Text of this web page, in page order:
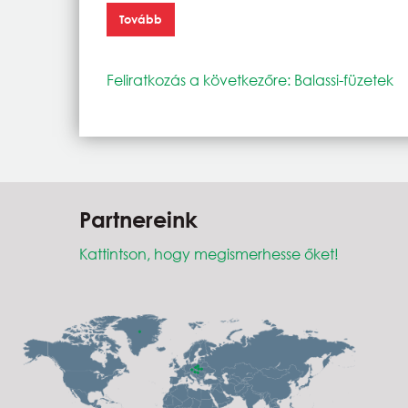
Tovább
Feliratkozás a következőre: Balassi-füzetek
Partnereink
Kattintson, hogy megismerhesse őket!